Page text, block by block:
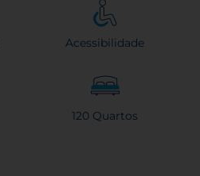
Acessibilidade
120 Quartos